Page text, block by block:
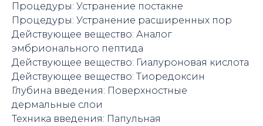
Процедуры: Устранение постакне
Процедуры: Устранение расширенных пор
Действующее вещество: Аналог
эмбрионального пептида
Действующее вещество: Гиалуроновая кислота
Действующее вещество: Тиоредоксин
Глубина введения: Поверхностные
дермальные слои
Техника введения: Папульная